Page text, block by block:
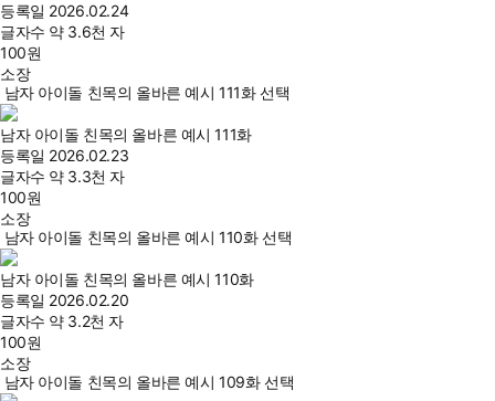
등록일 2026.02.24
글자수 약 3.6천 자
100원
소장
남자 아이돌 친목의 올바른 예시 111화 선택
남자 아이돌 친목의 올바른 예시 111화
등록일 2026.02.23
글자수 약 3.3천 자
100원
소장
남자 아이돌 친목의 올바른 예시 110화 선택
남자 아이돌 친목의 올바른 예시 110화
등록일 2026.02.20
글자수 약 3.2천 자
100원
소장
남자 아이돌 친목의 올바른 예시 109화 선택